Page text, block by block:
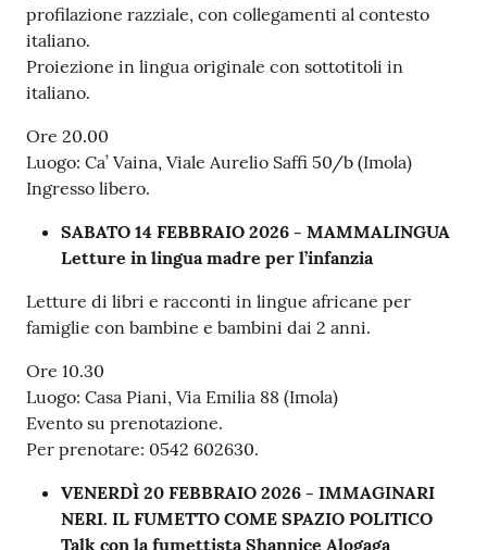
profilazione razziale, con collegamenti al contesto
italiano.
Proiezione in lingua originale con sottotitoli in
italiano.
Ore 20.00
Luogo: Ca’ Vaina, Viale Aurelio Saffi 50/b (Imola)
Ingresso libero.
SABATO 14 FEBBRAIO 2026 - MAMMALINGUA
Letture in lingua madre per l’infanzia
Letture di libri e racconti in lingue africane per
famiglie con bambine e bambini dai 2 anni.
Ore 10.30
Luogo: Casa Piani, Via Emilia 88 (Imola)
Evento su prenotazione.
Per prenotare: 0542 602630.
VENERDÌ 20 FEBBRAIO 2026 - IMMAGINARI
NERI. IL FUMETTO COME SPAZIO POLITICO
Talk con la fumettista Shannice Alogaga